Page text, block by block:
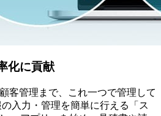
化に貢献
客管理まで、これ一つで管理して
入力・管理を簡単に行える「ス